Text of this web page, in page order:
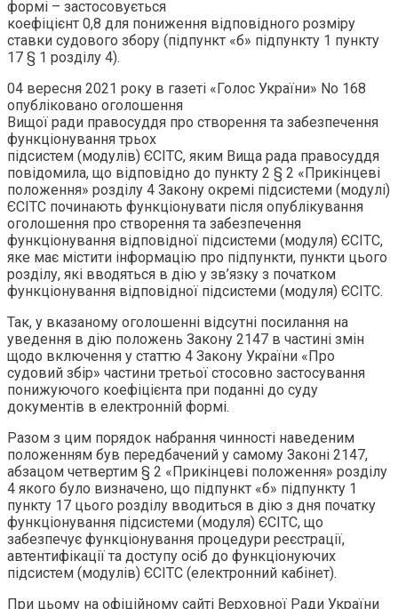
формі – застосовується
коефіцієнт 0,8 для пониження відповідного розміру
ставки судового збору (підпункт «б» підпункту 1 пункту
17 § 1 розділу 4).
04 вересня 2021 року в газеті «Голос України» No 168
опубліковано оголошення
Вищої ради правосуддя про створення та забезпечення
функціонування трьох
підсистем (модулів) ЄСІТС, яким Вища рада правосуддя
повідомила, що відповідно до пункту 2 § 2 «Прикінцеві
положення» розділу 4 Закону окремі підсистеми (модулі)
ЄСІТС починають функціонувати після опублікування
оголошення про створення та забезпечення
функціонування відповідної підсистеми (модуля) ЄСІТС,
яке має містити інформацію про підпункти, пункти цього
розділу, які вводяться в дію у зв’язку з початком
функціонування відповідної підсистеми (модуля) ЄСІТС.
Так, у вказаному оголошенні відсутні посилання на
уведення в дію положень Закону 2147 в частині змін
щодо включення у статтю 4 Закону України «Про
судовий збір» частини третьої стосовно застосування
понижуючого коефіцієнта при поданні до суду
документів в електронній формі.
Разом з цим порядок набрання чинності наведеним
положенням був передбачений у самому Законі 2147,
абзацом четвертим § 2 «Прикінцеві положення» розділу
4 якого було визначено, що підпункт «б» підпункту 1
пункту 17 цього розділу вводиться в дію з дня початку
функціонування підсистеми (модуля) ЄСІТС, що
забезпечує функціонування процедури реєстрації,
автентифікації та доступу осіб до функціонуючих
підсистем (модулів) ЄСІТС (електронний кабінет).
При цьому на офіційному сайті Верховної Ради України